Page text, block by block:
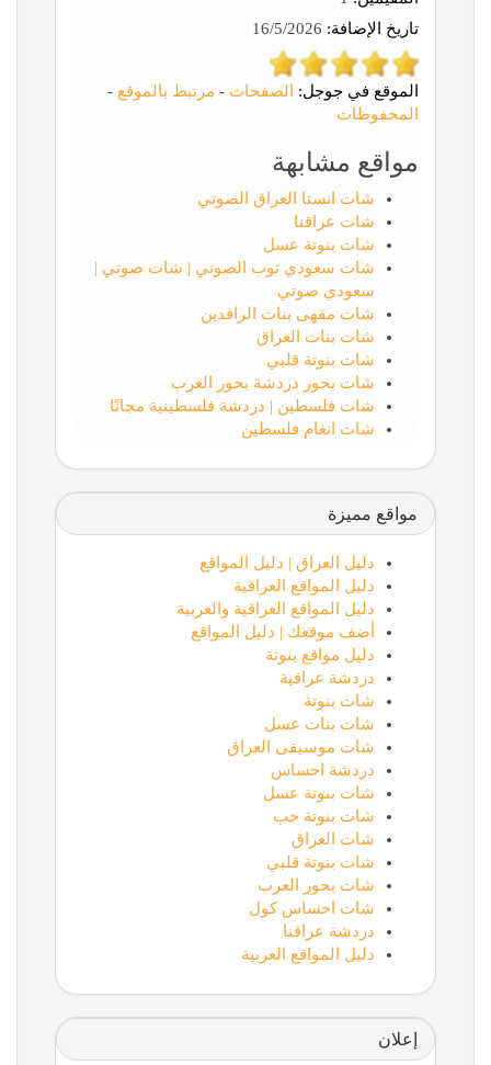
تاريخ الإضافة:
الموقع في جوجل: الصفحات - مرتبط بالموقع -
المحفوظات
مواقع مشابهة
شات انستا العراق الصوتي
شات عراقنا
شات بنوتة عسل
شات سعودي توب الصوتي | شات صوتي |
سعودي صوتي
شات مقهى بنات الرافدين
شات بنات العراق
شات بنوتة قلبي
شات بحور دردشة بحور العرب
شات فلسطين | دردشة فلسطينية مجانًا
شات انغام فلسطين
مواقع مميزة
دليل العراق | دليل المواقع
دليل المواقع العراقية
دليل المواقع العراقية والعربية
أضف موقعك | دليل المواقع
دليل مواقع بنوتة
دردشة عراقية
شات بنوتة
شات بنات عسل
شات موسيقى العراق
دردشة احساس
شات بنوتة عسل
شات بنوتة حب
شات العراق
شات بنوتة قلبي
شات بحور العرب
شات احساس كول
دردشة عراقنا
دليل المواقع العربية
إعلان